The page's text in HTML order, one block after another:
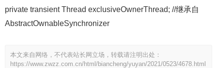
private transient Thread exclusiveOwnerThread; //继承自
AbstractOwnableSynchronizer
本文来自网络，不代表站长网立场，转载请注明出处：
https://www.zwzz.com.cn/html/biancheng/yuyan/2021/0523/4678.html